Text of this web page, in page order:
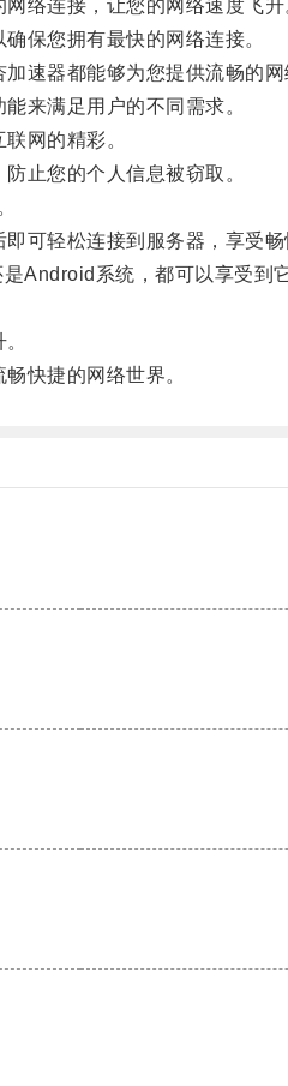
络连接，让您的网络速度飞升
保您拥有最快的网络连接。
器都能够为您提供流畅的网
来满足用户的不同需求。
网的精彩。
止您的个人信息被窃取。
轻松连接到服务器，享受畅
系统，都可以享受到它
快捷的网络世界。